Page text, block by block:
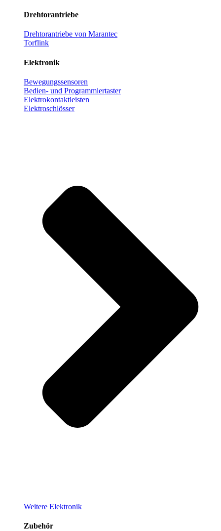
Drehtorantriebe
Drehtorantriebe von Marantec
Torflink
Elektronik
Bewegungssensoren
Bedien- und Programmiertaster
Elektrokontaktleisten
Elektroschlösser
Weitere Elektronik
Zubehör